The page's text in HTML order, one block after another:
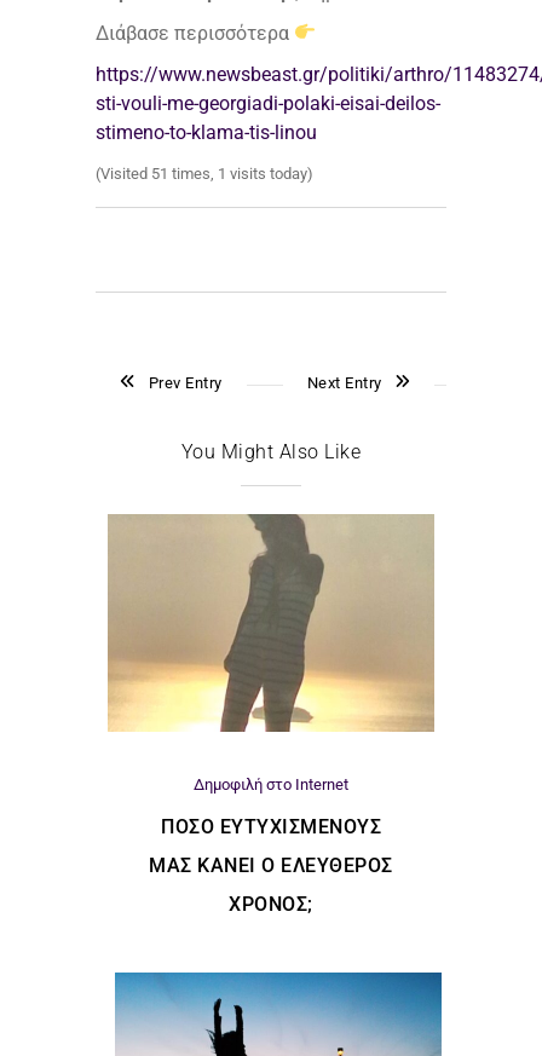
Διάβασε περισσότερα
https://www.newsbeast.gr/politiki/arthro/
sti-vouli-me-georgiadi-polaki-eisai-deilos-
stimeno-to-klama-tis-linou
(Visited 51 times, 1 visits today)
Prev Entry Next Entry
You Might Also Like
Δημοφιλή στο Internet
ΠΌΣΟ ΕΥΤΥΧΙΣΜΈΝΟΥΣ
ΜΑΣ ΚΆΝΕΙ Ο ΕΛΕΎΘΕΡΟΣ
ΧΡΌΝΟΣ;